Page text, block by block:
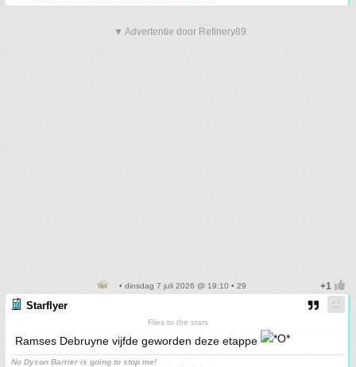
▼ Advertentie door Refinery89
• dinsdag 7 juli 2026 @ 19:10 • 29
Starflyer
Flies to the stars
Ramses Debruyne vijfde geworden deze etappe
No Dyson Barrier is going to stop me!